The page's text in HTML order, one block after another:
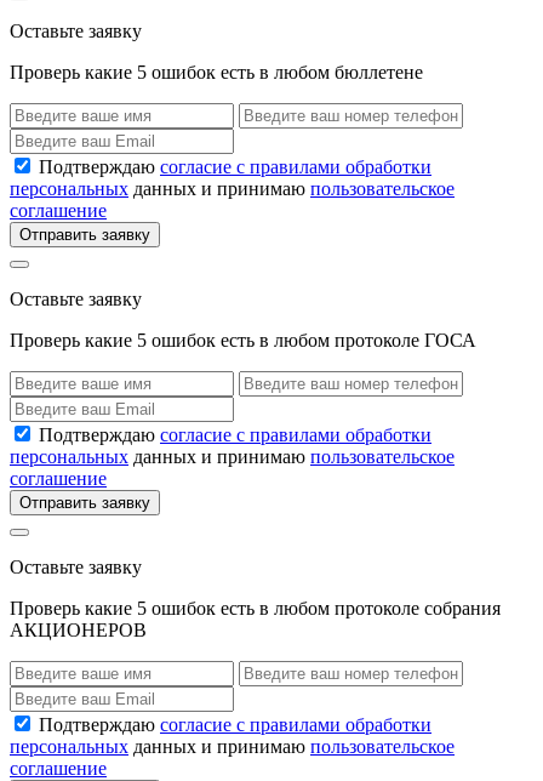
Оставьте заявку
Проверь какие 5 ошибок есть в любом бюллетене
Подтверждаю согласие с правилами обработки
персональных данных и принимаю пользовательское
соглашение
Отправить заявку
Оставьте заявку
Проверь какие 5 ошибок есть в любом протоколе ГОСА
Подтверждаю согласие с правилами обработки
персональных данных и принимаю пользовательское
соглашение
Отправить заявку
Оставьте заявку
Проверь какие 5 ошибок есть в любом протоколе собрания
АКЦИОНЕРОВ
Подтверждаю согласие с правилами обработки
персональных данных и принимаю пользовательское
соглашение